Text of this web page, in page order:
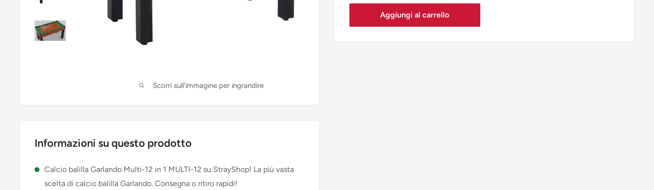
Scorri sull'immagine per ingrandire
Aggiungi al carrello
Informazioni su questo prodotto
Calcio balilla Garlando Multi-12 in 1 MULTI-12 su StrayShop! La più vasta
scelta di calcio balilla Garlando. Consegna o ritiro rapidi!